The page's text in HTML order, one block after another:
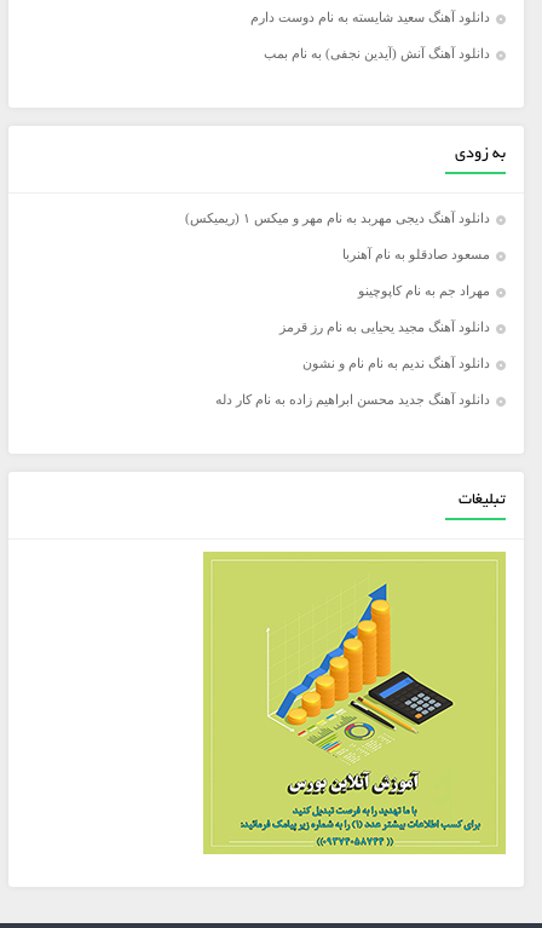
دانلود آهنگ سعید شایسته به نام دوست دارم
دانلود آهنگ آنش (آیدین نجفی) به نام بمب
به زودی
دانلود آهنگ دیجی مهربد به نام مهر و میکس ۱ (ریمیکس)
مسعود صادقلو به نام آهنربا
مهراد جم به نام کاپوچینو
دانلود آهنگ مجید یحیایی به نام رز قرمز
دانلود آهنگ ندیم به نام نام و نشون
دانلود آهنگ جدید محسن ابراهیم زاده به نام کار دله
تبلیغات